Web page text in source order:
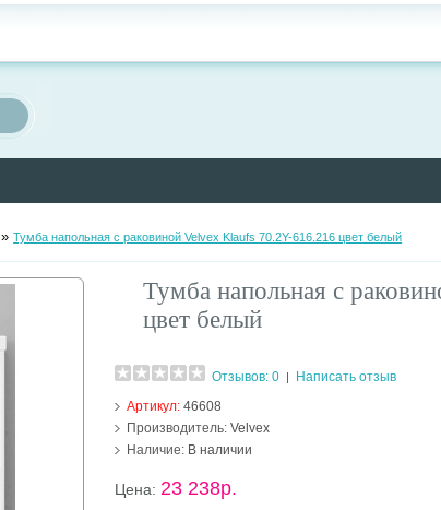
»Тумба напольная с раковиной Velvex Klaufs 70.2Y-616.216 цвет белый
Тумба напольная с
цвет белый
Отзывов: 0 |
Написать отзыв
Артикул:46608
Производитель: Velvex
Наличие: В наличии
Цена: 23 238р.